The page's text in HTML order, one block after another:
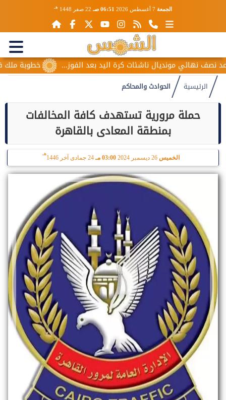
الجمعة 06:51 صـ 22 صفر 1448 هـ
خطوبة ملك نهائي مونديال ناشئات كرة اليد بعد الفوز...
الرئيسية الحوادث والمحاكم
حملة مرورية تستهدف كافة المخالفات
بمنطقة المعادى بالقاهرة
الخميس 03:00 مـ 24 جمادى آخر 1446
هـ